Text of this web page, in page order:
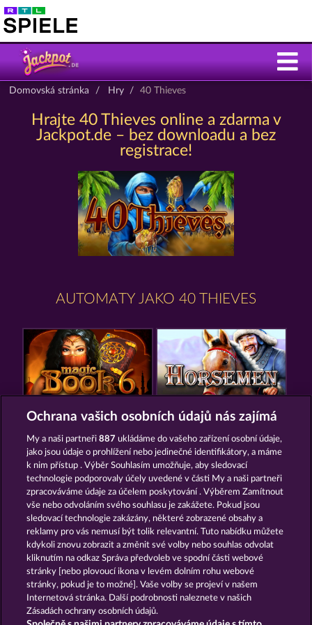
Domovská stránka Hry 40 Thieves
Hrajte 40 Thieves online a zdarma v
Jackpot.de – bez downloadu a bez
registrace!
AUTOMATY JAKO 40 THIEVES
MAGIC BOOK 6 HORSEMEN
GATES OF PERSIA MAGIC BOOK
Podmínky Prohlášení o ochraně údajů
Kontakt Společnost Časté dotazy
Ochrana vašich osobních údajů nás zajímá
My a naši partneři887 ukládáme do vašeho zařízení osobní údaje,
jako jsou údaje o prohlížení nebo jedinečné identifikátory, a máme
k nim přístup . Výběr Souhlasím umožňuje, aby sledovací
technologie podporovaly účely uvedené v části My a naši partneři
zpracováváme údaje za účelem poskytování . Výběrem Zamítnout
vše nebo odvoláním svého souhlasu je zakážete. Pokud jsou
sledovací technologie zakázány, některé zobrazené obsahy a
reklamy pro vás nemusí být tolik relevantní. Tuto nabídku můžete
kdykoli znovu zobrazit a změnit své volby nebo souhlas odvolat
kliknutím na odkaz Správa předvoleb ve spodní části webové
stránky [nebo plovoucí ikona v levém dolním rohu webové
stránky, pokud je to možné]. Vaše volby se projeví v našem
Internetová stránka. Další podrobnosti naleznete v našich
Zásadách ochrany osobních údajů.